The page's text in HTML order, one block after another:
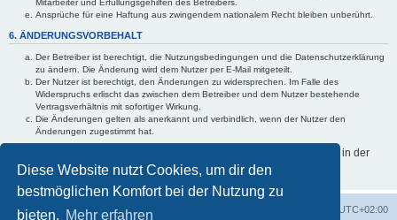
Diese Website nutzt Cookies, um dir den
bestmöglichen Komfort bei der Nutzung zu
bieten. Mehr erfahren
Mitarbeiter und Erfüllungsgehilfen des Betreibers.
Ansprüche für eine Haftung aus zwingendem nationalem Recht bleiben unberührt.
6. ÄNDERUNGSVORBEHALT
Der Betreiber ist berechtigt, die Nutzungsbedingungen und die Datenschutzerklärung
zu ändern. Die Änderung wird dem Nutzer per E-Mail mitgeteilt.
Der Nutzer ist berechtigt, den Änderungen zu widersprechen. Im Falle des
Widerspruchs erlischt das zwischen dem Betreiber und dem Nutzer bestehende
Vertragsverhältnis mit sofortiger Wirkung.
Die Änderungen gelten als anerkannt und verbindlich, wenn der Nutzer den
Änderungen zugestimmt hat.
Informationen über den Umgang mit deinen persönlichen Daten sind in der
Datenschutzerklärung enthalten.
Foren-Übersicht UTC+02:00